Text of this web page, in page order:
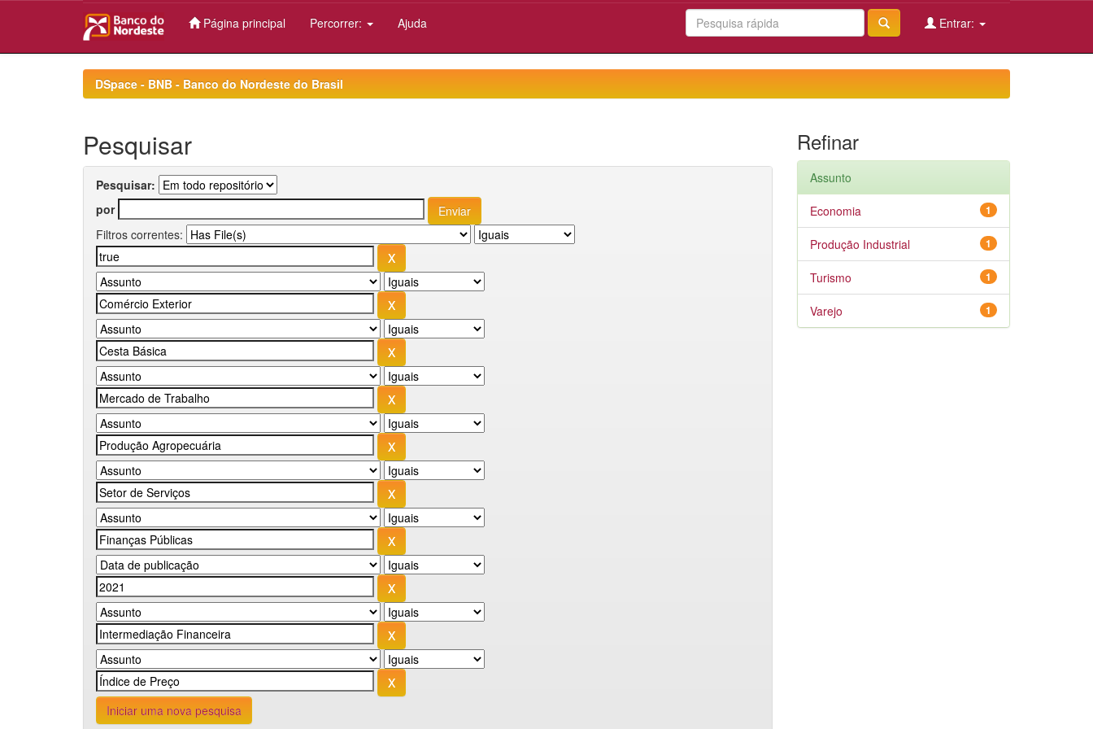
Página principal Percorrer: Ajuda Entrar:
DSpace - BNB - Banco do Nordeste do Brasil
Pesquisar
Pesquisar:
por
Filtros correntes:
Iniciar uma nova pesquisa
Refinar
Assunto
1
Economia
1
Produção Industrial
1
Turismo
1
Varejo